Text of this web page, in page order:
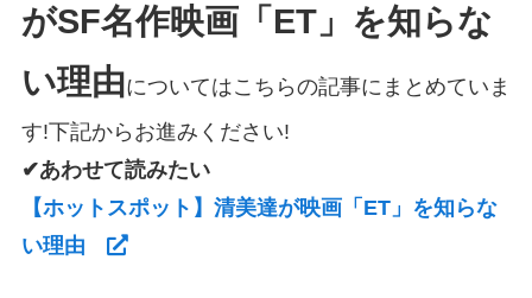
がSF名作映画「ET」を知らな
い理由についてはこちらの記事にまとめていま
す!下記からお進みください!
✔あわせて読みたい
【ホットスポット】清美達が映画「ET」を知らな
い理由